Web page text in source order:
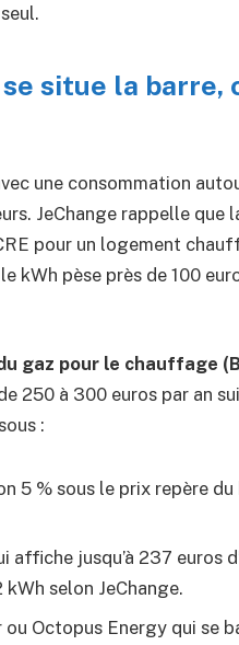
situe la barre,
une consommation
JeChange rappelle que
pour un logement
kWh pèse près de 100
gaz pour le chauffage
250 à 300 euros par an
:
5 % sous le prix repère du
jusqu’à 237 euros
selon JeChange.
Octopus Energy qui se